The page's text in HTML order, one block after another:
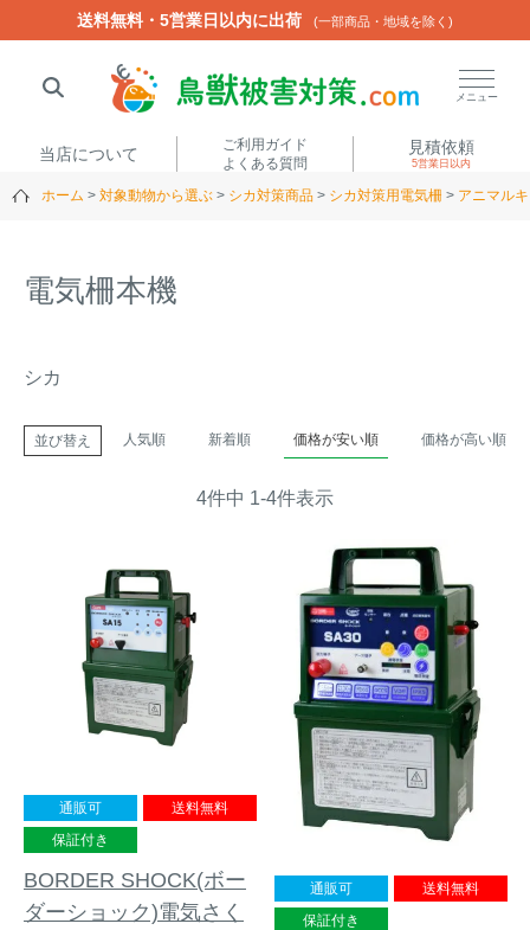
送料無料・5営業日以内に出荷 (一部商品・地域を除く)
メニュー
当店について
ご利用ガイド
よくある質問
見積依頼
5営業日以内
ホーム 対象動物から選ぶ シカ対策商品 シカ対策用電気柵 アニマル
電気柵本機
シカ
並び替え 人気順 新着順 価格が安い順 価格が高い順
4件中 1-4件表示
通販可
送料無料
保証付き
BORDER SHOCK(ボー
ダーショック)電気さく
通販可
送料無料
保証付き
送料無料・5営業日以内に出荷 (一部商品・地域を除く)
閉じる
いのししくんTREL4G-R
サーカメラ）
屋外防犯・監視カメ
ラ （SDカード録画）
ICT・IoT機器
（捕獲通
知・遠隔監視）
ュ柵等）
箱わな
カ・サル等）
箱わな
防獣・防鳥ネット
くくり罠
（イノシシ・
シカ等）
苗木食害防止材
忌避用品